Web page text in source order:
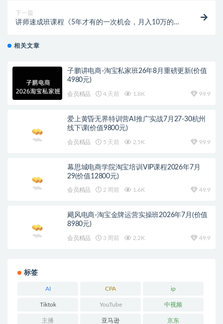
下一篇
讲师速成班课程《5年才有的一次机会，月入10万的永
相关文章
子鹏讲电商-淘宝私家班26年8月重磅更新(价值
4980元)
会员精品 4 天前 1.8K 99.9
爱上黄昏无界特训营AI推广实战7月27-30杭州
线下课(价值9800元)
会员精品 5 天前 2.5K 99.9
幕思城电商学院淘宝培训VIP课程2026年7月
29(价值12800元)
会员精品 2 周前 1.6K 49.9
飓风电商-淘宝金牌运营实操班2026年7月(价值
8980元)
会员精品 3 周前 2.2K 49.9
标签
AI CPA ip
Tiktok YouTube 中视频
主播 亚马逊 京东